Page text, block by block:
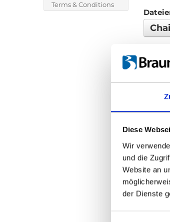
Diese
Wir
und die
Website an
der Dienste
Terms & Conditions